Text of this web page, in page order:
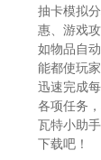
抽卡模拟
惠、游戏
如物品自
能都使玩
迅速完成
各项任务
瓦特小助
下载吧！